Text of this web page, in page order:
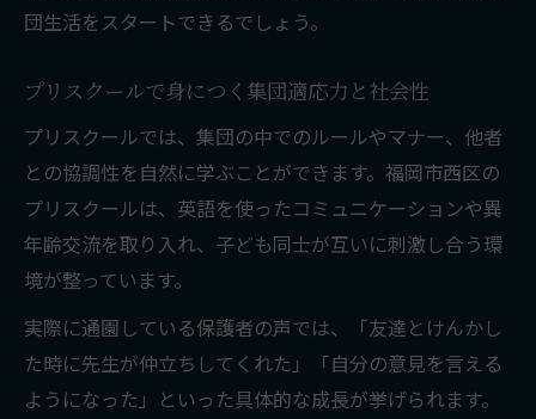
団生活をスタートできるでしょう。
プリスクールで身につく集団適応力と社会性
プリスクールでは、集団の中でのルールやマナー、他者
との協調性を自然に学ぶことができます。福岡市西区の
プリスクールは、英語を使ったコミュニケーションや異
年齢交流を取り入れ、子ども同士が互いに刺激し合う環
境が整っています。
実際に通園している保護者の声では、「友達とけんかし
た時に先生が仲立ちしてくれた」「自分の意見を言える
ようになった」といった具体的な成長が挙げられます。